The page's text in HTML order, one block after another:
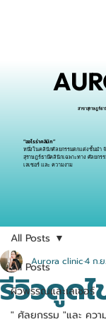
สาขาสุราษฎร์ธา
“ออโรร่าคลินิก”
หนึ่งในคลินิกศัลยกรรมตกแต่งชั้นนำ
สุราษฎร์ธานีคลินิกเฉพาะทาง ศัลยกร
เลเซอร์ และ ความงาม
All Posts
ผิวพรรณและเลเซอร์
" ศัลยกรรม "และ ควา
All Posts
รีวิวดูด
Aurora clinic4 ก.